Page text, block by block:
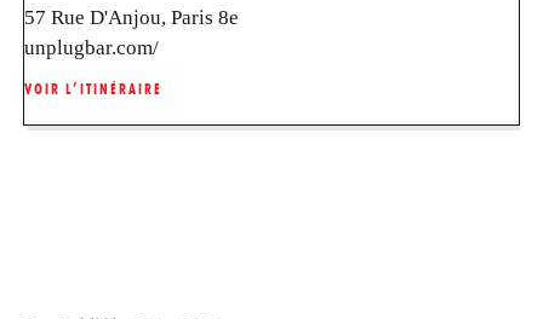
57 Rue D'Anjou, Paris 8e
unplugbar.com/
VOIR L’ITINÉRAIRE